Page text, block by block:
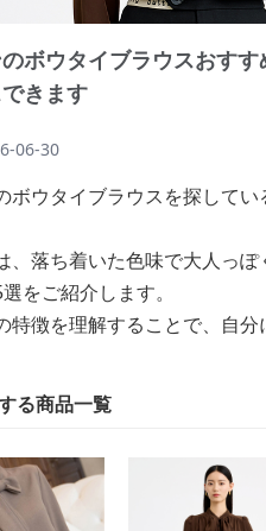
ボウタイブラウスおす
きます
06-30
ボウタイブラウスを探して
、落ち着いた色味で大人っ
をご紹介します。
特徴を理解することで、自分
る商品一覧